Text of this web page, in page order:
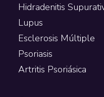
Hidradenitis
Lupus
Esclerosis Múltiple
Psoriasis
Artritis Psoriásica